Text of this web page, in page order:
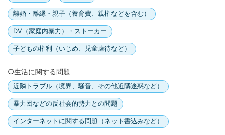
離婚・離縁・親子（養育費、親権などを含む）
DV（家庭内暴力）・ストーカー
子どもの権利（いじめ、児童虐待など）
○生活に関する問題
近隣トラブル（境界、騒音、その他近隣迷惑など）
暴力団などの反社会的勢力との問題
インターネットに関する問題（ネット書込みなど）